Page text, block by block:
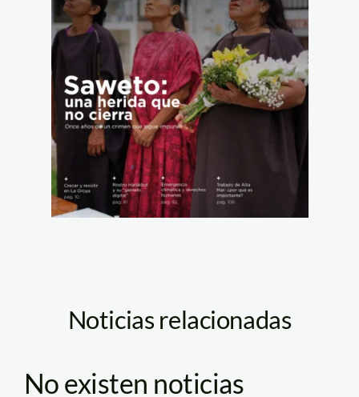
Noticias relacionadas
No existen noticias